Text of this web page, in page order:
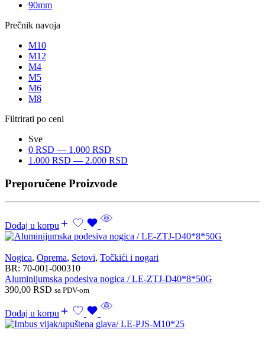
90mm
Prečnik navoja
M10
M12
M4
M5
M6
M8
Filtrirati po ceni
Sve
0 RSD — 1.000 RSD
1.000 RSD — 2.000 RSD
Preporučene Proizvode
Dodaj u korpu
Nogica, Oprema, Setovi, Točkići i nogari
BR: 70-001-000310
Aluminijumska podesiva nogica / LE-ZTJ-D40*8*50G
390,00 RSD sa PDV-om
Dodaj u korpu